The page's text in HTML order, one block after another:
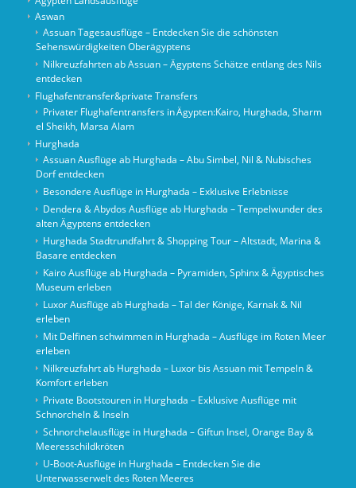
Aswan
Assuan Tagesausflüge – Entdecken Sie die schönsten
Sehenswürdigkeiten Oberägyptens
Nilkreuzfahrten ab Assuan – Ägyptens Schätze entlang des Nils
entdecken
Flughafentransfer&private Transfers
Privater Flughafentransfers in Ägypten:Kairo, Hurghada, Sharm
el Sheikh, Marsa Alam
Hurghada
Assuan Ausflüge ab Hurghada – Abu Simbel, Nil & Nubisches
Dorf entdecken
Besondere Ausflüge in Hurghada – Exklusive Erlebnisse
Dendera & Abydos Ausflüge ab Hurghada – Tempelwunder des
alten Ägyptens entdecken
Hurghada Stadtrundfahrt & Shopping Tour – Altstadt, Marina &
Basare entdecken
Kairo Ausflüge ab Hurghada – Pyramiden, Sphinx & Ägyptisches
Museum erleben
Luxor Ausflüge ab Hurghada – Tal der Könige, Karnak & Nil
erleben
Mit Delfinen schwimmen in Hurghada – Ausflüge im Roten Meer
erleben
Nilkreuzfahrt ab Hurghada – Luxor bis Assuan mit Tempeln &
Komfort erleben
Private Bootstouren in Hurghada – Exklusive Ausflüge mit
Schnorcheln & Inseln
Schnorchelausflüge in Hurghada – Giftun Insel, Orange Bay &
Meeresschildkröten
U-Boot-Ausflüge in Hurghada – Entdecken Sie die
Unterwasserwelt des Roten Meeres